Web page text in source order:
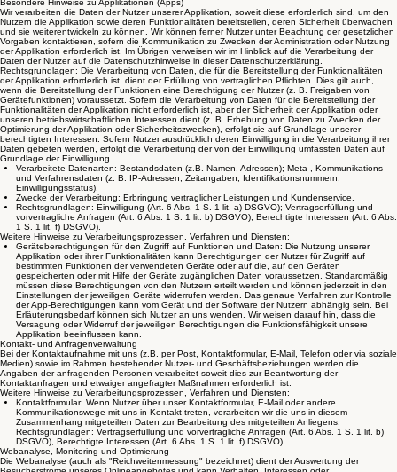
Besondere Hinweise zu Applikationen (Apps)
Wir verarbeiten die Daten der Nutzer unserer Applikation, soweit diese erforderlich sind, um den
Nutzern die Applikation sowie deren Funktionalitäten bereitstellen, deren Sicherheit überwachen
und sie weiterentwickeln zu können. Wir können ferner Nutzer unter Beachtung der gesetzlichen
Vorgaben kontaktieren, sofern die Kommunikation zu Zwecken der Administration oder Nutzung
der Applikation erforderlich ist. Im Übrigen verweisen wir im Hinblick auf die Verarbeitung der
Daten der Nutzer auf die Datenschutzhinweise in dieser Datenschutzerklärung.
Rechtsgrundlagen: Die Verarbeitung von Daten, die für die Bereitstellung der Funktionalitäten
der Applikation erforderlich ist, dient der Erfüllung von vertraglichen Pflichten. Dies gilt auch,
wenn die Bereitstellung der Funktionen eine Berechtigung der Nutzer (z. B. Freigaben von
Gerätefunktionen) voraussetzt. Sofern die Verarbeitung von Daten für die Bereitstellung der
Funktionalitäten der Applikation nicht erforderlich ist, aber der Sicherheit der Applikation oder
unseren betriebswirtschaftlichen Interessen dient (z. B. Erhebung von Daten zu Zwecken der
Optimierung der Applikation oder Sicherheitszwecken), erfolgt sie auf Grundlage unserer
berechtigten Interessen. Sofern Nutzer ausdrücklich deren Einwilligung in die Verarbeitung ihrer
Daten gebeten werden, erfolgt die Verarbeitung der von der Einwilligung umfassten Daten auf
Grundlage der Einwilligung.
Verarbeitete Datenarten: Bestandsdaten (z.B. Namen, Adressen); Meta-, Kommunikations-
und Verfahrensdaten (z. B. IP-Adressen, Zeitangaben, Identifikationsnummern,
Einwilligungsstatus).
Zwecke der Verarbeitung: Erbringung vertraglicher Leistungen und Kundenservice.
Rechtsgrundlagen: Einwilligung (Art. 6 Abs. 1 S. 1 lit. a) DSGVO); Vertragserfüllung und
vorvertragliche Anfragen (Art. 6 Abs. 1 S. 1 lit. b) DSGVO); Berechtigte Interessen (Art. 6 Abs.
1 S. 1 lit. f) DSGVO).
Weitere Hinweise zu Verarbeitungsprozessen, Verfahren und Diensten:
Geräteberechtigungen für den Zugriff auf Funktionen und Daten: Die Nutzung unserer
Applikation oder ihrer Funktionalitäten kann Berechtigungen der Nutzer für Zugriff auf
bestimmten Funktionen der verwendeten Geräte oder auf die, auf den Geräten
gespeicherten oder mit Hilfe der Geräte zugänglichen Daten voraussetzen. Standardmäßig
müssen diese Berechtigungen von den Nutzern erteilt werden und können jederzeit in den
Einstellungen der jeweiligen Geräte widerrufen werden. Das genaue Verfahren zur Kontrolle
der App-Berechtigungen kann vom Gerät und der Software der Nutzern abhängig sein. Bei
Erläuterungsbedarf können sich Nutzer an uns wenden. Wir weisen darauf hin, dass die
Versagung oder Widerruf der jeweiligen Berechtigungen die Funktionsfähigkeit unsere
Applikation beeinflussen kann.
Kontakt- und Anfragenverwaltung
Bei der Kontaktaufnahme mit uns (z.B. per Post, Kontaktformular, E-Mail, Telefon oder via soziale
Medien) sowie im Rahmen bestehender Nutzer- und Geschäftsbeziehungen werden die
Angaben der anfragenden Personen verarbeitet soweit dies zur Beantwortung der
Kontaktanfragen und etwaiger angefragter Maßnahmen erforderlich ist.
Weitere Hinweise zu Verarbeitungsprozessen, Verfahren und Diensten:
Kontaktformular: Wenn Nutzer über unser Kontaktformular, E-Mail oder andere
Kommunikationswege mit uns in Kontakt treten, verarbeiten wir die uns in diesem
Zusammenhang mitgeteilten Daten zur Bearbeitung des mitgeteilten Anliegens;
Rechtsgrundlagen: Vertragserfüllung und vorvertragliche Anfragen (Art. 6 Abs. 1 S. 1 lit. b)
DSGVO), Berechtigte Interessen (Art. 6 Abs. 1 S. 1 lit. f) DSGVO).
Webanalyse, Monitoring und Optimierung
Die Webanalyse (auch als "Reichweitenmessung" bezeichnet) dient der Auswertung der